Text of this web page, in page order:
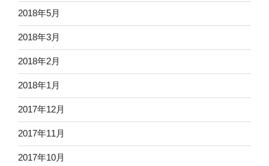
2018年5月
2018年3月
2018年2月
2018年1月
2017年12月
2017年11月
2017年10月